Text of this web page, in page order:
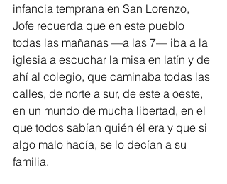
infancia temprana en San Lorenzo,
Jofe recuerda que en este pueblo
todas las mañanas —a las 7— iba a la
iglesia a escuchar la misa en latín y de
ahí al colegio, que caminaba todas las
calles, de norte a sur, de este a oeste,
en un mundo de mucha libertad, en el
que todos sabían quién él era y que si
algo malo hacía, se lo decían a su
familia.